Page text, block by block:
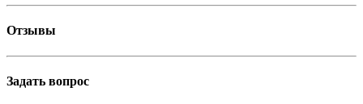
Отзывы
Задать вопрос